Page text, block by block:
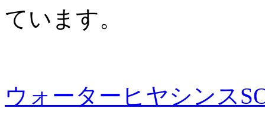
ています。
ウォーターヒヤシンス